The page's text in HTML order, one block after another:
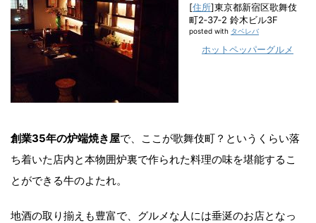
[住所]東京都新宿区歌舞伎
町2‐37‐2 鈴木ビル3F
posted with タベレバ
ホットペッパーグルメ
創業35年の炉端焼き屋で、ここが歌舞伎町？というくらい落
ち着いた店内と本物囲炉裏で作られた料理の味を堪能するこ
とができる牛のよたれ。
地酒の取り揃えも豊富で、グルメな人には垂涎のお店となっ